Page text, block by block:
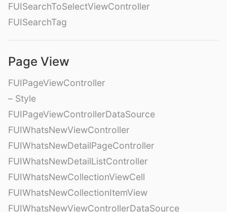
FUISearchToSelectViewController
FUISearchTag
Page View
FUIPageViewController
– Style
FUIPageViewControllerDataSource
FUIWhatsNewViewController
FUIWhatsNewDetailPageController
FUIWhatsNewDetailListController
FUIWhatsNewCollectionViewCell
FUIWhatsNewCollectionItemView
FUIWhatsNewViewControllerDataSource